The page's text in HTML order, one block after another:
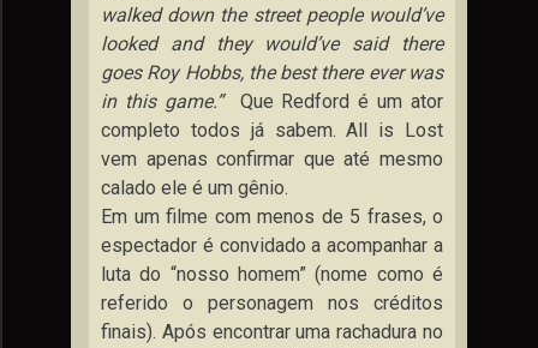
walked down the street people would’ve
looked and they would’ve said there
goes Roy Hobbs, the best there ever was
in this game.”
Que Redford é um ator
completo todos já sabem. All is Lost
vem apenas confirmar que até mesmo
calado ele é um gênio.
Em um filme com menos de 5 frases, o
espectador é convidado a acompanhar a
luta do “nosso homem” (nome como é
referido o personagem nos créditos
finais). Após encontrar uma rachadura no